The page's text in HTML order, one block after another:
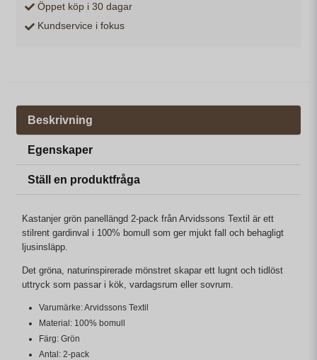
Öppet köp i 30 dagar
Kundservice i fokus
Beskrivning
Egenskaper
Ställ en produktfråga
Kastanjer grön panellängd 2-pack från Arvidssons Textil är ett
stilrent gardinval i 100% bomull som ger mjukt fall och behagligt
ljusinsläpp.
Det gröna, naturinspirerade mönstret skapar ett lugnt och tidlöst
uttryck som passar i kök, vardagsrum eller sovrum.
Varumärke: Arvidssons Textil
Material: 100% bomull
Färg: Grön
Antal: 2-pack